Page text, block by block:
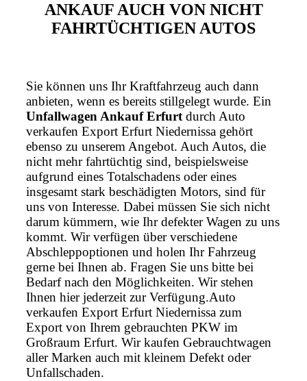
ANKAUF AUCH VON NICHT
FAHRTÜCHTIGEN AUTOS
Sie können uns Ihr Kraftfahrzeug auch dann
anbieten, wenn es bereits stillgelegt wurde. Ein
Unfallwagen Ankauf Erfurt durch Auto
verkaufen Export Erfurt Niedernissa gehört
ebenso zu unserem Angebot. Auch Autos, die
nicht mehr fahrtüchtig sind, beispielsweise
aufgrund eines Totalschadens oder eines
insgesamt stark beschädigten Motors, sind für
uns von Interesse. Dabei müssen Sie sich nicht
darum kümmern, wie Ihr defekter Wagen zu uns
kommt. Wir verfügen über verschiedene
Abschleppoptionen und holen Ihr Fahrzeug
gerne bei Ihnen ab. Fragen Sie uns bitte bei
Bedarf nach den Möglichkeiten. Wir stehen
Ihnen hier jederzeit zur Verfügung.Auto
verkaufen Export Erfurt Niedernissa zum
Export von Ihrem gebrauchten PKW im
Großraum Erfurt. Wir kaufen Gebrauchtwagen
aller Marken auch mit kleinem Defekt oder
Unfallschaden.